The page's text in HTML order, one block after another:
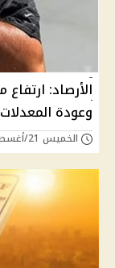
الأرصاد:
وعودة
الخميس 21/أغسطس/2025 - 08:31 م